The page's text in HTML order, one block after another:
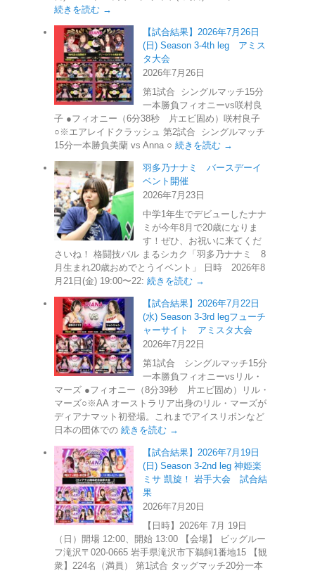
続きを読む →
【試合結果】2026年7月26日
(日) Season 3-4th leg アミス
タ大会
2026年7月26日
第1試合 シングルマッチ15分
一本勝負フィオニーvs咲村良
子 ●フィオニー（6分38秒 片エビ固め）咲村良子
○※エアレイドクラッシュ 第2試合 シングルマッチ
15分一本勝負美蘭 vs Anna ○ 続きを読む →
羽多乃ナナミ バースデーイ
ベント開催
2026年7月23日
中学1年生でデビューしたナナ
ミが今年8月で20歳になりま
す！ぜひ、お祝いに来てくだ
さいね！ 格闘技バル まるシカク「羽多乃ナナミ 8
月生まれ20歳おめでとうイベント」 日時 2026年8
月21日(金) 19:00〜22: 続きを読む →
【試合結果】2026年7月22日
(水) Season 3-3rd legフューチ
ャーサイト アミスタ大会
2026年7月22日
第1試合 シングルマッチ15分
一本勝負フィオニーvsリル・
マーズ ●フィオニー（8分39秒 片エビ固め）リル・
マーズ○※AA オーストラリア出身のリル・マーズが
ディアナマット初登場。これまでアイスリボンなど
日本の団体での 続きを読む →
【試合結果】2026年7月19日
(日) Season 3-2nd leg 神姫楽
ミサ 凱旋！ 岩手大会 試合結
果
2026年7月20日
【日時】2026年 7月 19日
（日）開場 12:00、開始 13:00 【会場】 ビッグルー
フ滝沢〒020-0665 岩手県滝沢市下鵜飼1番地15 【観
衆】224名（満員） 第1試合 タッグマッチ20分一本